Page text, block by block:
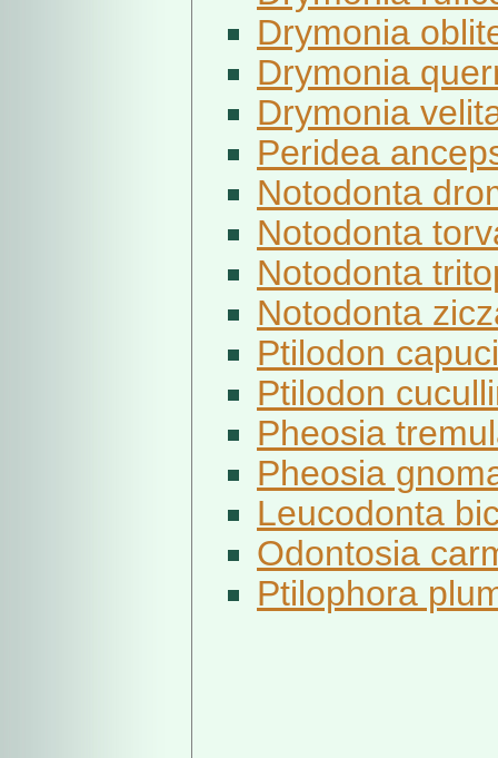
Drymonia
Drymonia
Drymonia
Peridea
Notodonta
Notodonta
Notodonta
Notodonta
Ptilodon
Ptilodon
Pheosia
Pheosia
Leucodonta
Odontosia
Ptilophora